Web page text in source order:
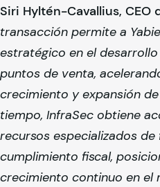
Siri Hyltén-Cavallius, CEO
transacción permite a
estratégico en el
puntos de venta,
crecimiento y expansión
tiempo, InfraSec obtiene
recursos especializados de
cumplimiento fiscal,
crecimiento continuo en el